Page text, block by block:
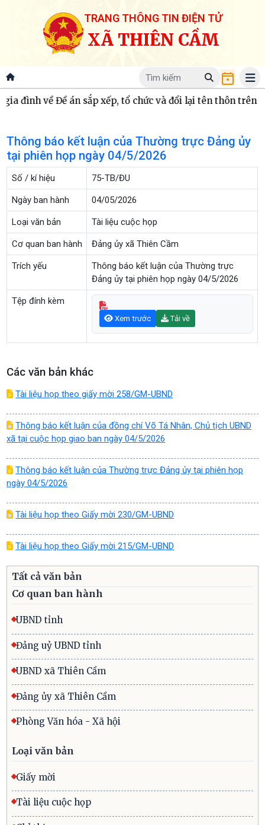
TRANG THÔNG TIN ĐIỆN TỬ
XÃ THIÊN CẦM
đình về Đề án sắp xếp, tổ chức và đổi lại tên thôn trên
Thông báo kết luận của Thường trực Đảng ủy
tại phiên họp ngày 04/5/2026
Số / kí hiệu 75-TB/ĐU
Ngày ban hành 04/05/2026
Loại văn bản Tài liệu cuộc họp
Cơ quan ban hành Đảng ủy xã Thiên Cầm
Trích yếu
Thông báo kết luận của Thường trực
Đảng ủy tại phiên họp ngày 04/5/2026
Tệp đính kèm
Xem trước Tải về
Các văn bản khác
Tài liệu họp theo giấy mời 258/GM-UBND
Thông báo kết luận của đồng chí Võ Tá Nhân, Chủ tịch UBND
xã tại cuộc họp giao ban ngày 04/5/2026
Thông báo kết luận của Thường trực Đảng ủy tại phiên họp
ngày 04/5/2026
Tài liệu họp theo Giấy mời 230/GM-UBND
Tài liệu họp theo Giấy mời 215/GM-UBND
Tất cả văn bản
Cơ quan ban hành
UBND tỉnh
Đảng uỷ UBND tỉnh
UBND xã Thiên Cầm
Đảng ủy xã Thiên Cầm
Phòng Văn hóa - Xã hội
Loại văn bản
Giấy mời
Tài liệu cuộc họp